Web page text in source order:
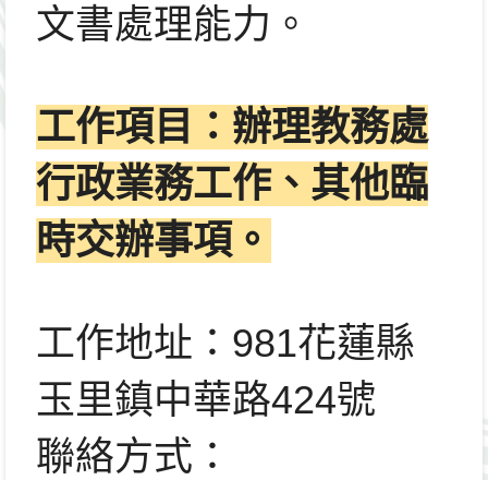
文書處理能力。
工作項目：辦理教務處
行政業務工作、其他臨
時交辦事項。
工作地址：981花蓮縣
玉里鎮中華路424號
聯絡方式：